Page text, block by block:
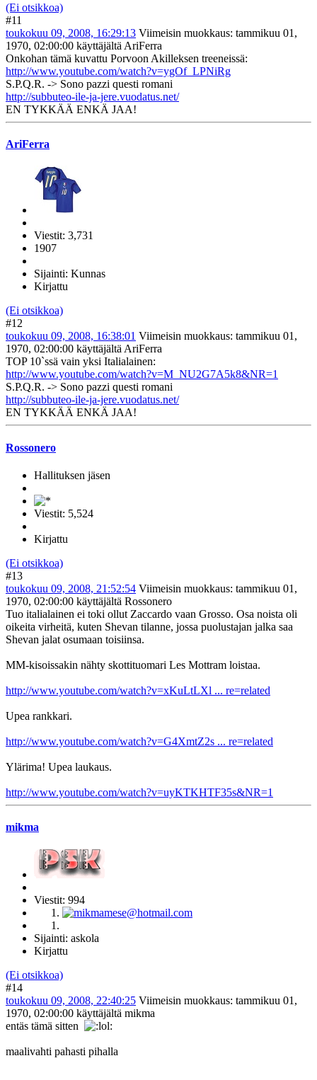
(Ei otsikkoa)
#11
toukokuu 09, 2008, 16:29:13 Viimeisin muokkaus: tammikuu 01,
1970, 02:00:00 käyttäjältä AriFerra
Onkohan tämä kuvattu Porvoon Akilleksen treeneissä:
http://www.youtube.com/watch?v=ygOf_LPNiRg
S.P.Q.R. -> Sono pazzi questi romani
http://subbuteo-ile-ja-jere.vuodatus.net/
EN TYKKÄÄ ENKÄ JAA!
AriFerra
Viestit: 3,731
1907
Sijainti: Kunnas
Kirjattu
(Ei otsikkoa)
#12
toukokuu 09, 2008, 16:38:01 Viimeisin muokkaus: tammikuu 01,
1970, 02:00:00 käyttäjältä AriFerra
TOP 10`ssä vain yksi Italialainen:
http://www.youtube.com/watch?v=M_NU2G7A5k8&NR=1
S.P.Q.R. -> Sono pazzi questi romani
http://subbuteo-ile-ja-jere.vuodatus.net/
EN TYKKÄÄ ENKÄ JAA!
Rossonero
Hallituksen jäsen
Viestit: 5,524
Kirjattu
(Ei otsikkoa)
#13
toukokuu 09, 2008, 21:52:54 Viimeisin muokkaus: tammikuu 01,
1970, 02:00:00 käyttäjältä Rossonero
Tuo italialainen ei toki ollut Zaccardo vaan Grosso. Osa noista oli
oikeita virheitä, kuten Shevan tilanne, jossa puolustajan jalka saa
Shevan jalat osumaan toisiinsa.
MM-kisoissakin nähty skottituomari Les Mottram loistaa.
http://www.youtube.com/watch?v=xKuLtLXl ... re=related
Upea rankkari.
http://www.youtube.com/watch?v=G4XmtZ2s ... re=related
Ylärima! Upea laukaus.
http://www.youtube.com/watch?v=uyKTKHTF35s&NR=1
mikma
Viestit: 994
Sijainti: askola
Kirjattu
(Ei otsikkoa)
#14
toukokuu 09, 2008, 22:40:25 Viimeisin muokkaus: tammikuu 01,
1970, 02:00:00 käyttäjältä mikma
entäs tämä sitten
maalivahti pahasti pihalla